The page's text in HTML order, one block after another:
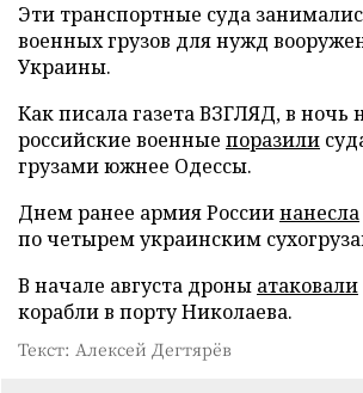
Эти транспортные суда
военных грузов для нужд
Украины.
Как писала газета ВЗГЛЯД, в ночь
российские военные поразили
грузами южнее Одессы.
Днем ранее армия Россиинанесла
по четырем украинским
В начале августа дроны атаковали
корабли в порту Николаева.
Текст: Алексей Дегтярёв